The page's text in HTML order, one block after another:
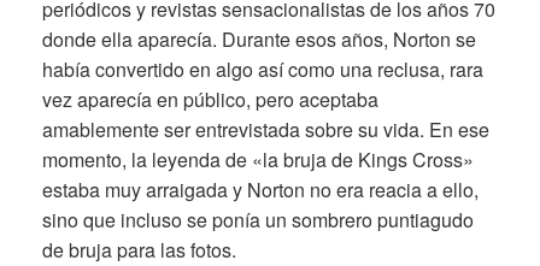
periódicos y revistas sensacionalistas de los años 70
donde ella aparecía. Durante esos años, Norton se
había convertido en algo así como una reclusa, rara
vez aparecía en público, pero aceptaba
amablemente ser entrevistada sobre su vida. En ese
momento, la leyenda de «la bruja de Kings Cross»
estaba muy arraigada y Norton no era reacia a ello,
sino que incluso se ponía un sombrero puntiagudo
de bruja para las fotos.